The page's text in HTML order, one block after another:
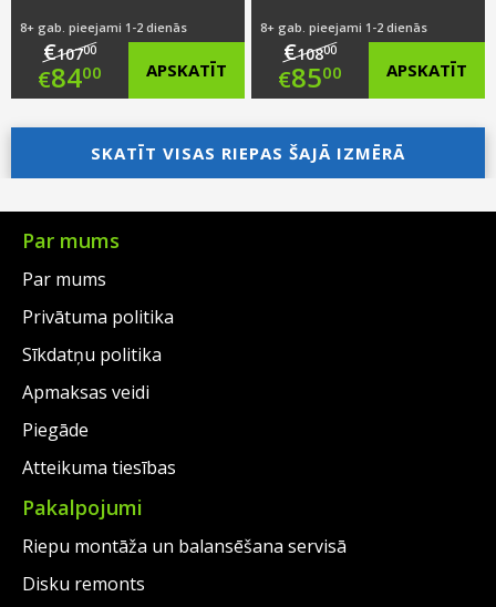
8+ gab. pieejami 1-2 dienās
€10700
Original
price
was:
€107.00.
€8400
Current
price
is:
€84.00.
APSKATĪT
8+ gab. pieejami 1-2 dienās
€10800
Original
price
was:
€108.00.
€8500
Current
price
is:
APSKATĪT
SKATĪT VISAS RIEPAS ŠAJĀ IZMĒRĀ
Par mums
Par mums
Privātuma politika
Sīkdatņu politika
Apmaksas veidi
Piegāde
Atteikuma tiesības
Pakalpojumi
Riepu montāža un balansēšana servisā
Disku remonts